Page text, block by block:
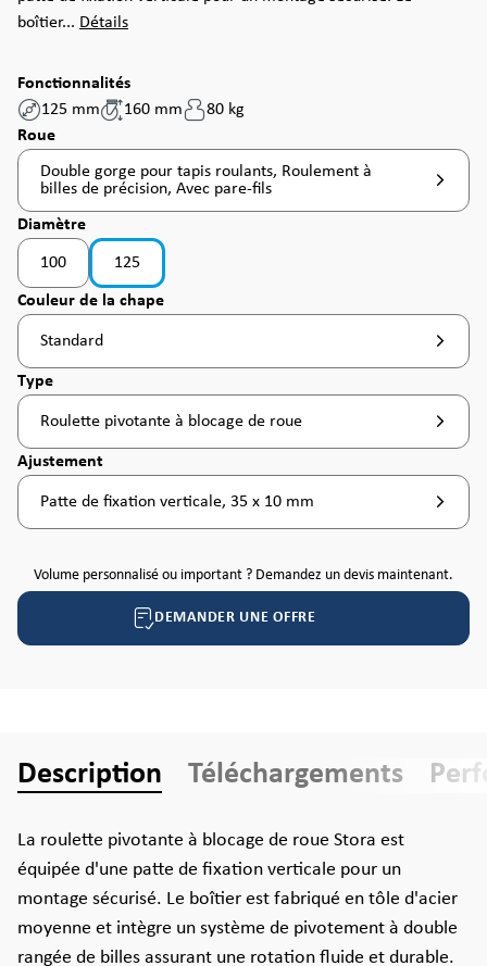
boîtier... Détails
Fonctionnalités
125 mm
160 mm
80 kg
Sélectionnez
Roue
Double gorge pour tapis roulants, Roulement à
billes de précision, Avec pare-fils
Sélectionnez
Diamètre
100
(Cette option n'est pas disponible pour le moment. )
125
Sélectionnez
Couleur de la chape
Standard
Sélectionnez
Type
Roulette pivotante à blocage de roue
Sélectionnez
Ajustement
Patte de fixation verticale, 35 x 10 mm
Volume personnalisé ou important ? Demandez un devis maintenant.
DEMANDER UNE OFFRE
Description Téléchargements
La roulette pivotante à blocage de roue Stora est
équipée d'une patte de fixation verticale pour un
montage sécurisé. Le boîtier est fabriqué en tôle d'acier
moyenne et intègre un système de pivotement à double
rangée de billes assurant une rotation fluide et durable.